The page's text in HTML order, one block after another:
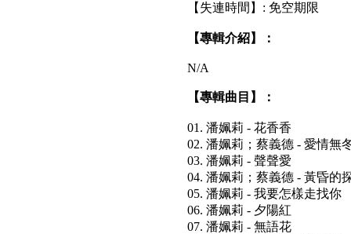
【失連時間】: 免空期限
【專輯介紹】：
N/A
【專輯曲目】：
01. 潘姵莉 - 花香香
02. 潘姵莉；蔡義德 - 愛情無
03. 潘姵莉 - 聲聲愛
04. 潘姵莉；蔡義德 - 黃昏的
05. 潘姵莉 - 我要怎樣走找你
06. 潘姵莉 - 夕陽紅
07. 潘姵莉 - 無語花